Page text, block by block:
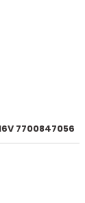
16V 7700847056